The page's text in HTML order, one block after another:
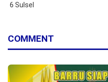
6 Sulsel
COMMENT